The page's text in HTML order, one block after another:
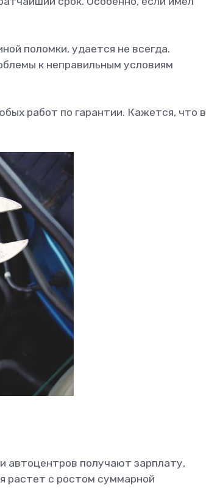
поломки, удается не всегда.
к неправильным условиям
работ по гарантии. Кажется, что в
автоцентров получают зарплату,
растет с ростом суммарной